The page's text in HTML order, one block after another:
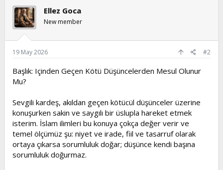
Ellez Goca
New member
19 May 2026 #2
Başlık: Içinden Geçen Kötü Düşüncelerden Mesul Olunur
Mu?
Sevgili kardeş, akıldan geçen kötücül düşünceler üzerine
konuşurken sakin ve saygılı bir üslupla hareket etmek
isterim. İslam ilimleri bu konuya çokça değer verir ve
temel ölçümüz şu: niyet ve irade, fiil ve tasarruf olarak
ortaya çıkarsa sorumluluk doğar; düşünce kendi başına
sorumluluk doğurmaz.